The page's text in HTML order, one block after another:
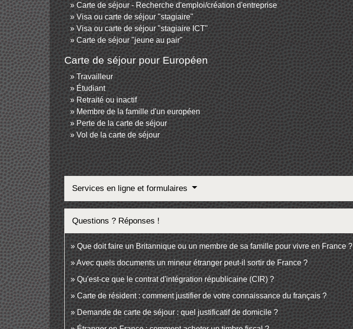
Carte de séjour - Recherche d'emploi/création d'entreprise
Visa ou carte de séjour "stagiaire"
Visa ou carte de séjour "stagiaire ICT"
Carte de séjour "jeune au pair"
Carte de séjour pour Européen
Travailleur
Étudiant
Retraité ou inactif
Membre de la famille d'un européen
Perte de la carte de séjour
Vol de la carte de séjour
Services en ligne et formulaires
Questions ? Réponses !
Que doit faire un Britannique ou un membre de sa famille pour vivre en France ?
Avec quels documents un mineur étranger peut-il sortir de France ?
Qu'est-ce que le contrat d'intégration républicaine (CIR) ?
Carte de résident : comment justifier de votre connaissance du français ?
Demande de carte de séjour : quel justificatif de domicile ?